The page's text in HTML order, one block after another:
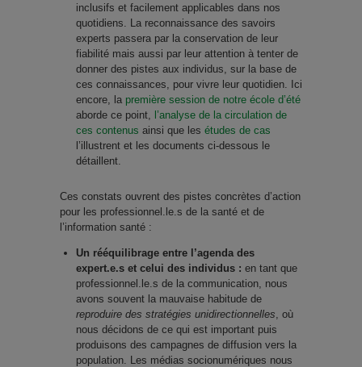
inclusifs et facilement applicables dans nos
quotidiens. La reconnaissance des savoirs
experts passera par la conservation de leur
fiabilité mais aussi par leur attention à tenter de
donner des pistes aux individus, sur la base de
ces connaissances, pour vivre leur quotidien. Ici
encore, la première session de notre école d’été
aborde ce point,
l’analyse de la circulation de
ces contenus ainsi que les études de cas
l’illustrent et les documents ci-dessous le
détaillent.
Ces constats ouvrent des pistes concrètes d’action
pour les professionnel.le.s de la santé et de
l’information santé :
Un rééquilibrage entre l’agenda des
expert.e.s et celui des individus : en tant que
professionnel.le.s de la communication, nous
avons souvent la mauvaise habitude de
reproduire des stratégies unidirectionnelles , où
nous décidons de ce qui est important puis
produisons des campagnes de diffusion vers la
population. Les médias socionumériques nous